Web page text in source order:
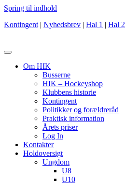
Spring til indhold
Kontingent | Nyhedsbrev | Hal 1 | Hal 2
Om HIK
Busserne
HIK – Hockeyshop
Klubbens historie
Kontingent
Politikker og forældreråd
Praktisk information
Årets priser
Log In
Kontakter
Holdoversigt
Ungdom
U8
U10